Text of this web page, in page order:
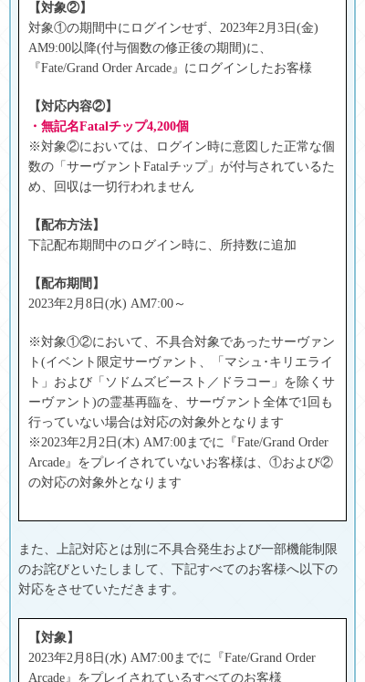
【対象②】
対象①の期間中にログインせず、2023年2月3日(金)
AM9:00以降(付与個数の修正後の期間)に、
『Fate/Grand Order Arcade』にログインしたお客様
【対応内容②】
・無記名Fatalチップ4,200個
※対象②においては、ログイン時に意図した正常な個
数の「サーヴァントFatalチップ」が付与されているた
め、回収は一切行われません
【配布方法】
下記配布期間中のログイン時に、所持数に追加
【配布期間】
2023年2月8日(水) AM7:00～
※対象①②において、不具合対象であったサーヴァン
ト(イベント限定サーヴァント、「マシュ･キリエライ
ト」および「ソドムズビースト／ドラコー」を除くサ
ーヴァント)の霊基再臨を、サーヴァント全体で1回も
行っていない場合は対応の対象外となります
※2023年2月2日(木) AM7:00までに『Fate/Grand Order
Arcade』をプレイされていないお客様は、①および②
の対応の対象外となります
また、上記対応とは別に不具合発生および一部機能制限
のお詫びといたしまして、下記すべてのお客様へ以下の
対応をさせていただきます。
【対象】
2023年2月8日(水) AM7:00までに『Fate/Grand Order
Arcade』をプレイされているすべてのお客様